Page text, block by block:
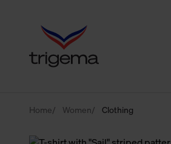
Home Women Clothing